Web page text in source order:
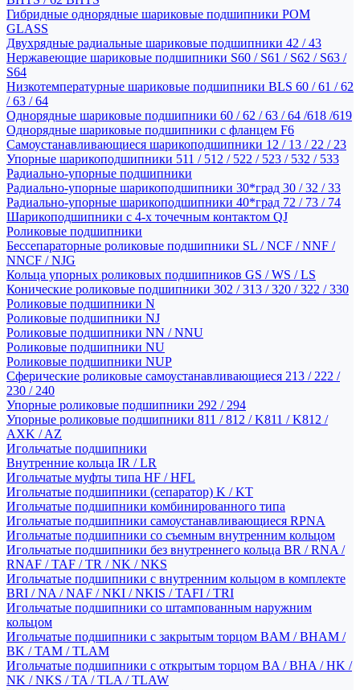
Гибридные однорядные шариковые подшипники POM
GLASS
Двухрядные радиальные шариковые подшипники 42 / 43
Нержавеющие шариковые подшипники S60 / S61 / S62 / S63 /
S64
Низкотемпературные шариковые подшипники BLS 60 / 61 / 62
/ 63 / 64
Однорядные шариковые подшипники 60 / 62 / 63 / 64 /618 /619
Однорядные шариковые подшипники с фланцем F6
Самоустанавливающиеся шарикоподшипники 12 / 13 / 22 / 23
Упорные шарикоподшипники 511 / 512 / 522 / 523 / 532 / 533
Радиально-упорные подшипники
Радиально-упорные шарикоподшипники 30*град 30 / 32 / 33
Радиально-упорные шарикоподшипники 40*град 72 / 73 / 74
Шарикоподшипники с 4-х точечным контактом QJ
Роликовые подшипники
Бессепараторные роликовые подшипники SL / NCF / NNF /
NNCF / NJG
Кольца упорных роликовых подшипников GS / WS / LS
Конические роликовые подшипники 302 / 313 / 320 / 322 / 330
Роликовые подшипники N
Роликовые подшипники NJ
Роликовые подшипники NN / NNU
Роликовые подшипники NU
Роликовые подшипники NUP
Сферические роликовые самоустанавливающиеся 213 / 222 /
230 / 240
Упорные роликовые подшипники 292 / 294
Упорные роликовые подшипники 811 / 812 / K811 / K812 /
AXK / AZ
Игольчатые подшипники
Внутренние кольца IR / LR
Игольчатые муфты типа HF / HFL
Игольчатые подшипники (сепаратор) K / KT
Игольчатые подшипники комбинированного типа
Игольчатые подшипники самоустанавливающиеся RPNA
Игольчатые подшипники со съемным внутренним кольцом
Игольчатые подшипники без внутреннего кольца BR / RNA /
RNAF / TAF / TR / NK / NKS
Игольчатые подшипники с внутренним кольцом в комплекте
BRI / NA / NAF / NKI / NKIS / TAFI / TRI
Игольчатые подшипники со штампованным наружним
кольцом
Игольчатые подшипники с закрытым торцом BAM / BHAM /
BK / TAM / TLAM
Игольчатые подшипники с открытым торцом BA / BHA / HK /
NK / NKS / TA / TLA / TLAW